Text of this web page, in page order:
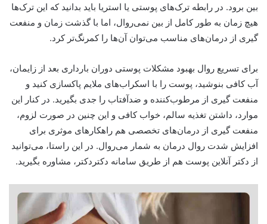
بین برود. در رابطه ترک‌های پوستی یا استریا باید بدانید که این ترک‌ها
هیچ زمان به طور کامل از بین نمی‌روال، اما با گذشت زمان و منفعت
گیری از درمان‌های مناسب می‌توان آن‌ها را کمرنگ‌تر کرد.
برای تسریع روال بهبود مشکلات پوستی دوران بارداری بعد از زایمان،
آب کافی بنوشید، پوست را با اسکراب‌های ملایم پاکسازی کنید و
منفعت گیری از مرطوب‌کننده و ضدآفتاب را جدی بگیرید. در کنار این
موارد، داشتن تغذیه سالم، خواب کافی و این چنین در صورت لزوم،
منفعت گیری از درمان‌های تخصصی هم راهکارهای موثری برای
افزایش شدت روال درمان به شمار می‌روال. در این راستا، می‌توانید
از دکتر آنلاین پوست هم از طریق سامانه دکتردکتر، مشاوره بگیرید.